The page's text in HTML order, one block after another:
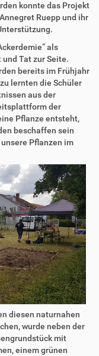
konnte das Projekt
Ruepp und ihr
als
Tat zur Seite.
bereits im Frühjahr
lernten die Schüler
aus der
der
Pflanze entsteht,
beschaffen sein
Pflanzen im
diesen naturnahen
wurde neben der
mit
einem grünen